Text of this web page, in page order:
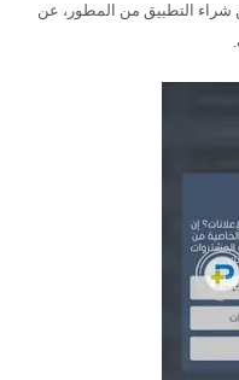
شراء التطبيق من المطور، عن